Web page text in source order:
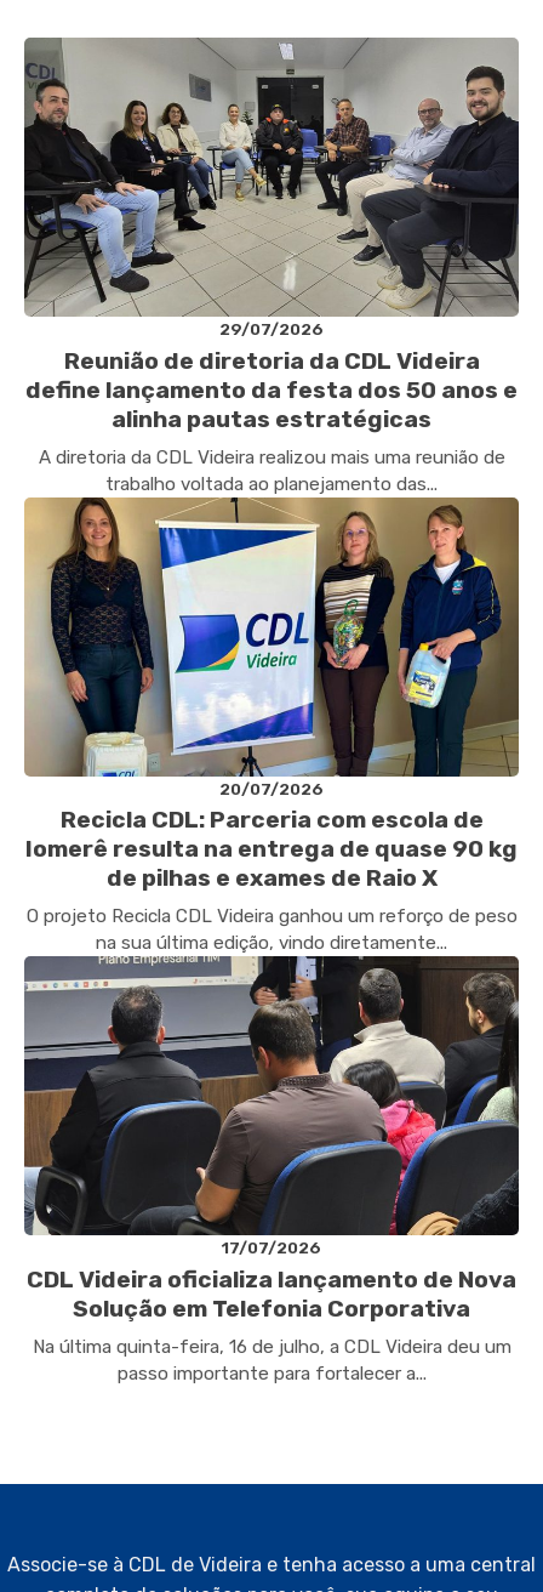
29/07/2026
Reunião de diretoria da CDL Videira
define lançamento da festa dos 50 anos e
alinha pautas estratégicas
A diretoria da CDL Videira realizou mais uma reunião de
trabalho voltada ao planejamento das...
20/07/2026
Recicla CDL: Parceria com escola de
Iomerê resulta na entrega de quase 90 kg
de pilhas e exames de Raio X
O projeto Recicla CDL Videira ganhou um reforço de peso
na sua última edição, vindo diretamente...
17/07/2026
CDL Videira oficializa lançamento de Nova
Solução em Telefonia Corporativa
Na última quinta-feira, 16 de julho, a CDL Videira deu um
passo importante para fortalecer a...
Associe-se à CDL de Videira e tenha acesso a uma central